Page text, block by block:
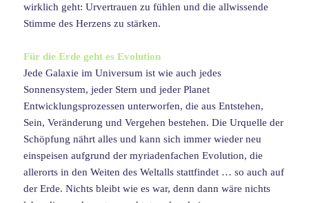
wirklich geht: Urvertrauen zu fühlen und die allwissende
Stimme des Herzens zu stärken.
Für die Erde geht es Evolution
Jede Galaxie im Universum ist wie auch jedes
Sonnensystem, jeder Stern und jeder Planet
Entwicklungsprozessen unterworfen, die aus Entstehen,
Sein, Veränderung und Vergehen bestehen. Die Urquelle der
Schöpfung nährt alles und kann sich immer wieder neu
einspeisen aufgrund der myriadenfachen Evolution, die
allerorts in den Weiten des Weltalls stattfindet … so auch auf
der Erde. Nichts bleibt wie es war, denn dann wäre nichts